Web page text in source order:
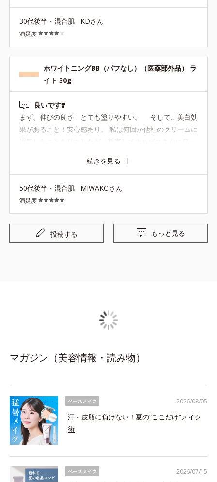
30代後半・混合肌 KDさん
満足度
ホワイトニングBB（パフなし）（医薬部外品） ラ
イト 30g
良いです❣️
まず、伸びの良さ！とても塗りやすい。 そして、美白効
果があること！安心感あり。 私は何回か他社のクリームに
物だと断言します。欲を言えば、もう少し量が入っていれ
オルビス最高❤️
続きを見る
50代後半・混合肌 MIWAKOさん
満足度
投稿する もっと見る
マガジン（美容情報・読み物）
ベースメイク
汗・皮脂に負けない！夏の“ここだけ”メイク
術
2026/08/05
ベースメイク 2026/07/15